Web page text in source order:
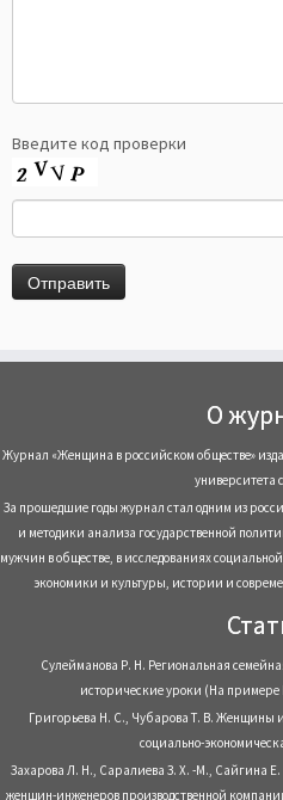
Введите код проверки
О
Журнал «Женщина в российском обществе»
университета
За прошедшие годы журнал стал одним из
и методики анализа государственной
мужчин в обществе, в исследованиях
экономики и культуры, истории и
Сулейманова Р. Н. Региональная
исторические уроки (На
Григорьева Н. С., Чубарова Т. В. Женщины
социально-
Захарова Л. Н., Саралиева З. Х. -М., Сайгина
женщин-инженеров производственной